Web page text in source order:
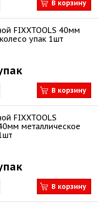
В корзину
FIXXTOOLS 40мм
упак 1шт
В корзину
FIXXTOOLS
металлическое
В корзину